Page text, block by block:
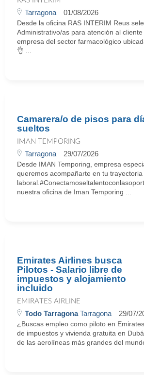
Tarragona 01/08/2026
Desde la oficina RAS INTERIM Reus
Administrativo/as para atención al
empresa del sector farmacológico
👌 ...
Camarera/o de pisos para
sueltos
IMAN TEMPORING
Tarragona 29/07/2026
Desde IMAN Temporing, empresa
queremos acompañarte en tu trayectoria
nuestra oficina de Iman Temporing ...
Emirates Airlines busca
Pilotos - Salario libre de
impuestos y alojamiento
incluido
EMIRATES AIRLINE
Todo TarragonaTarragona 29/07/
¿Buscas empleo como piloto en
de impuestos y vivienda gratuita en
de las aerolíneas más grandes del